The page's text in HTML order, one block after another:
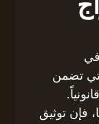
في
تضمن
فإن توثيق